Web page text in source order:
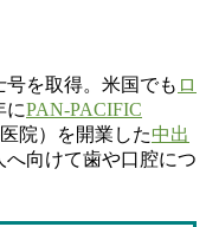
号を取得。米国でも ロ
にPAN-PACIFIC
院）を開業した中出
向けて歯や口腔につ